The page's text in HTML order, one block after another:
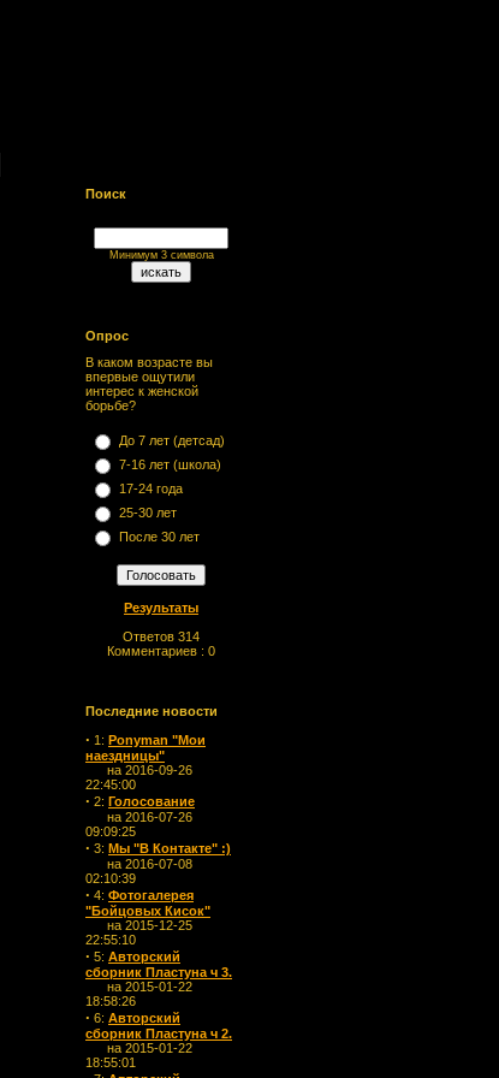
Поиск
Минимум 3 символа
Опрос
В каком возрасте вы
впервые ощутили
интерес к женской
борьбе?
До 7 лет (детсад)
7-16 лет (школа)
17-24 года
25-30 лет
После 30 лет
Результаты
Ответов 314
Комментариев : 0
Последние новости
· 1: Ponyman "Мои
наездницы"
на 2016-09-26
22:45:00
· 2: Голосование
на 2016-07-26
09:09:25
· 3: Мы "В Контакте" :)
на 2016-07-08
02:10:39
· 4: Фотогалерея
"Бойцовых Кисок"
на 2015-12-25
22:55:10
· 5: Авторский
сборник Пластуна ч 3.
на 2015-01-22
18:58:26
· 6: Авторский
сборник Пластуна ч 2.
на 2015-01-22
18:55:01